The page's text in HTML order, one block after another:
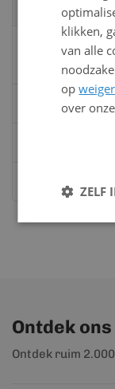
Vandaag
van 08:00 tot
0528 -
Ontdek
Ontdek ruim
klikken,
van alle
op
over
ZELF